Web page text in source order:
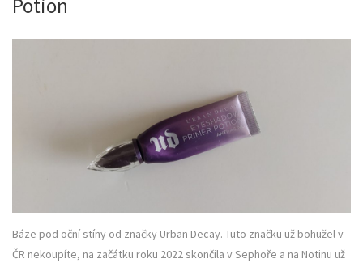
Potion
Báze pod oční stíny od značky Urban Decay. Tuto značku už bohužel v
ČR nekoupíte, na začátku roku 2022 skončila v Sephoře a na Notinu už